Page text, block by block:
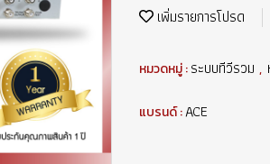
เพิ่มรายการโปรด
หมวดหมู่ :ระบบทีวีรวม ,
แบรนด์ :ACE